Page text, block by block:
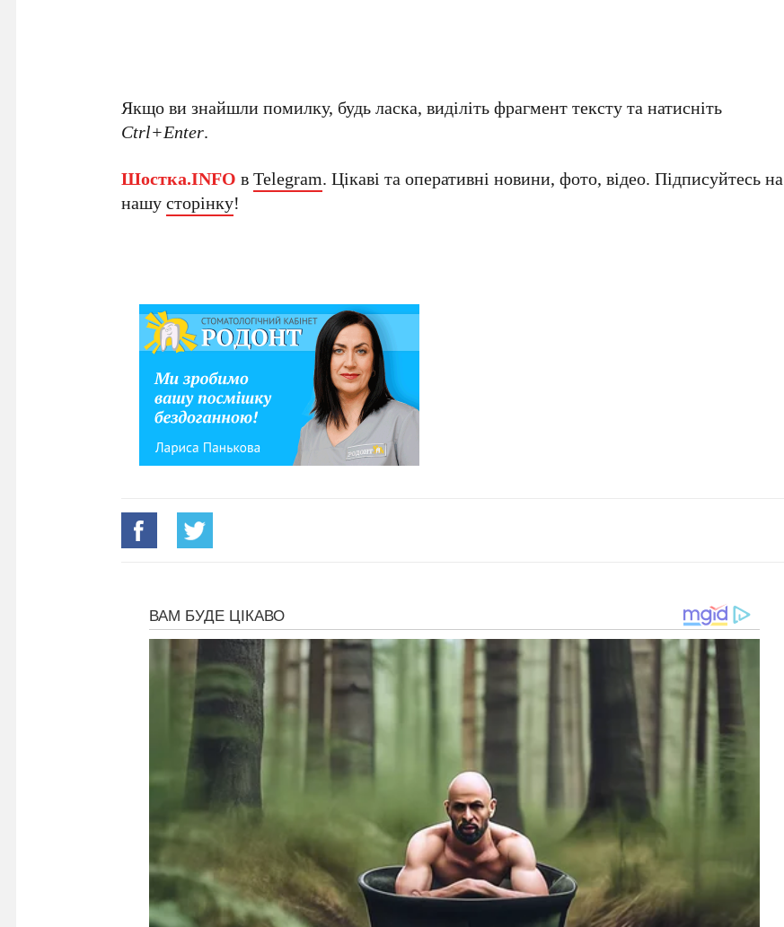
Якщо ви знайшли помилку, будь ласка, виділіть фрагмент тексту та натисніть
Ctrl+Enter.
Шостка.INFO вTelegram. Цікаві та оперативні новини, фото, відео. Підписуйтесь на
нашусторінку!